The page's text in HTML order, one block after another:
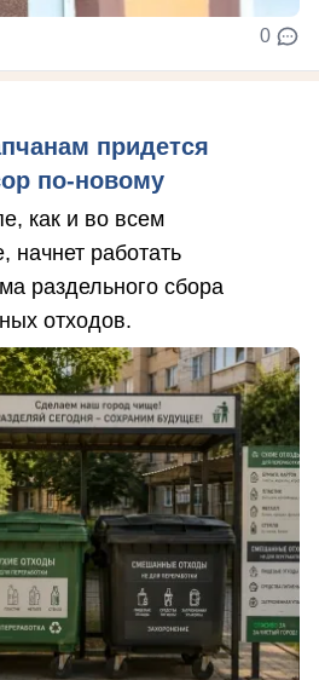
0
придется
по-новому
как и во всем
начнет работать
раздельного сбора
отходов.